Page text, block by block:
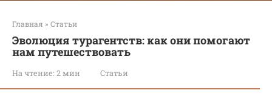
Главная » Статьи
Эволюция турагентств: как они помогают
нам путешествовать
На чтение: 2 мин Статьи